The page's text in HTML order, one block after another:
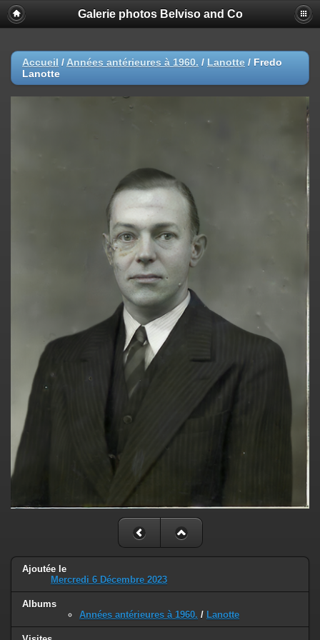
Galerie photos Belviso and Co
Accueil / Années antérieures à 1960. / Lanotte / Fredo
Lanotte
Ajoutée le
Mercredi 6 Décembre 2023
Albums
Années antérieures à 1960. / Lanotte